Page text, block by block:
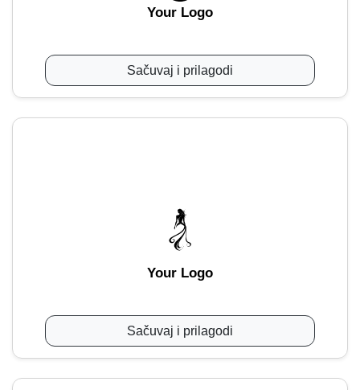
Your Logo
Sačuvaj i prilagodi
Your Logo
Sačuvaj i prilagodi